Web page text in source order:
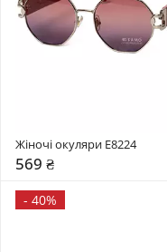
Жіночі окуляри E8224
569 ₴
- 40%